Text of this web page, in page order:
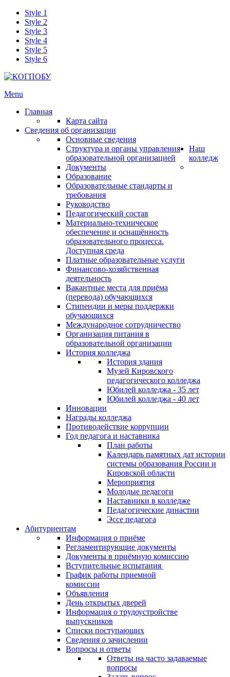
Style 1
Style 2
Style 3
Style 4
Style 5
Style 6
Menu
Главная
Карта сайта
Сведения об организации
Основные сведения
Структура и органы управления
образовательной организацией
Документы
Образование
Образовательные стандарты и
требования
Руководство
Педагогический состав
Материально-техническое
обеспечение и оснащённость
образовательного процесса.
Доступная среда
Платные образовательные услуги
Финансово-хозяйственная
деятельность
Вакантные места для приёма
(перевода) обучающихся
Стипендии и меры поддержки
обучающихся
Международное сотрудничество
Организация питания в
образовательной организации
Наш
колледж
История колледжа
История здания
Музей Кировского
педагогического колледжа
Юбилей колледжа - 35 лет
Юбилей колледжа - 40 лет
Инновации
Награды колледжа
Противодействие коррупции
Год педагога и наставника
План работы
Календарь памятных дат истории
системы образования России и
Кировской области
Мероприятия
Молодые педагоги
Наставники в колледже
Педагогические династии
Эссе педагога
Абитуриентам
Информация о приёме
Регламентирующие документы
Документы в приёмную комиссию
Вступительные испытания
График работы приемной
комиссии
Объявления
День открытых дверей
Информация о трудоустройстве
выпускников
Списки поступающих
Сведения о зачислении
Вопросы и ответы
Ответы на часто задаваемые
вопросы